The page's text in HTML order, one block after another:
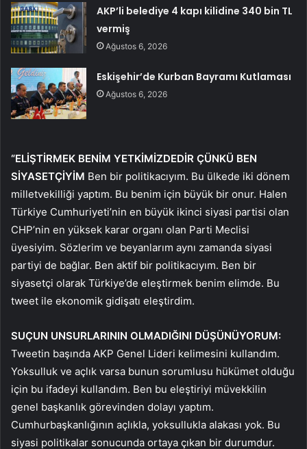
AKP’li belediye 4 kapı kilidine 340 bin TL
vermiş
Ağustos 6, 2026
Eskişehir’de Kurban Bayramı Kutlaması
Ağustos 6, 2026
“ELİŞTİRMEK BENİM YETKİMİZDEDİR ÇÜNKÜ BEN
SİYASETÇİYİM Ben bir politikacıyım. Bu ülkede iki dönem
milletvekilliği yaptım. Bu benim için büyük bir onur. Halen
Türkiye Cumhuriyeti’nin en büyük ikinci siyasi partisi olan
CHP’nin en yüksek karar organı olan Parti Meclisi
üyesiyim. Sözlerim ve beyanlarım aynı zamanda siyasi
partiyi de bağlar. Ben aktif bir politikacıyım. Ben bir
siyasetçi olarak Türkiye’de eleştirmek benim elimde. Bu
tweet ile ekonomik gidişatı eleştirdim.
SUÇUN UNSURLARININ OLMADIĞINI DÜŞÜNÜYORUM:
Tweetin başında AKP Genel Lideri kelimesini kullandım.
Yoksulluk ve açlık varsa bunun sorumlusu hükümet olduğu
için bu ifadeyi kullandım. Ben bu eleştiriyi müvekkilin
genel başkanlık görevinden dolayı yaptım.
Cumhurbaşkanlığının açlıkla, yoksullukla alakası yok. Bu
siyasi politikalar sonucunda ortaya çıkan bir durumdur.